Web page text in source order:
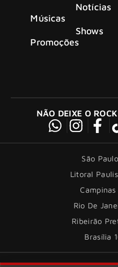
Músicas
Promoções
Notícias
Shows
NÃO DEIXE O
São
Litoral
Campinas
Rio De
Ribeirão
Brasília